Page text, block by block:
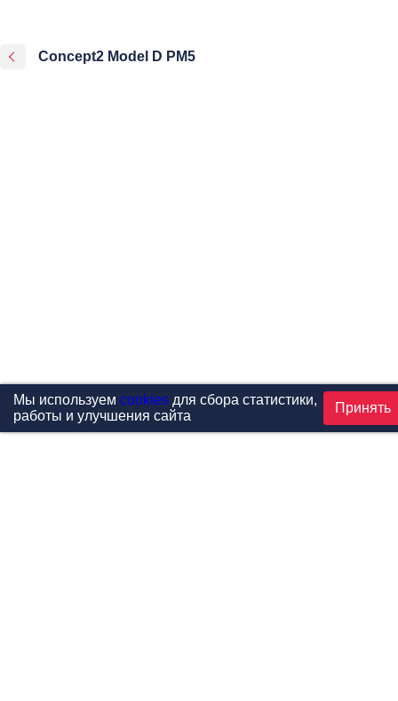
Concept2 Model D PM5
Мы используем cookiesдля сбора статистики,
работы и улучшения сайта
Принять